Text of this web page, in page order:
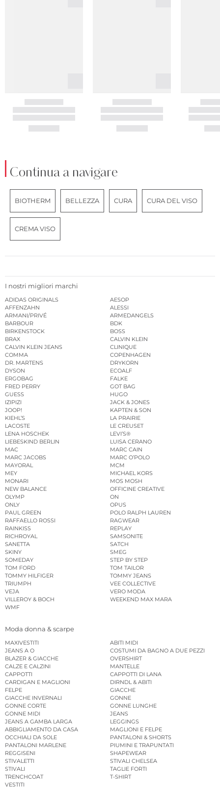
Continua a navigare
BIOTHERM BELLEZZA CURA CURA DEL VISO
CREMA VISO
I nostri migliori marchi
ADIDAS ORIGINALS
AESOP
AFFENZAHN
ALESSI
ARMANI/PRIVÉ
ARMEDANGELS
BARBOUR
BDK
BIRKENSTOCK
BOSS
BRAX
CALVIN KLEIN
CALVIN KLEIN JEANS
CLINIQUE
COMMA
COPENHAGEN
DR. MARTENS
DRYKORN
DYSON
ECOALF
ERGOBAG
FALKE
FRED PERRY
GOT BAG
GUESS
HUGO
IZIPIZI
JACK & JONES
JOOP!
KAPTEN & SON
KIEHL’S
LA PRAIRIE
LACOSTE
LE CREUSET
LENA HOSCHEK
LEVI’S®
LIEBESKIND BERLIN
LUISA CERANO
MAC
MARC CAIN
MARC JACOBS
MARC O’POLO
MAYORAL
MCM
MEY
MICHAEL KORS
MONARI
MOS MOSH
NEW BALANCE
OFFICINE CREATIVE
OLYMP
ON
ONLY
OPUS
PAUL GREEN
POLO RALPH LAUREN
RAFFAELLO ROSSI
RAGWEAR
RAINKISS
REPLAY
RICHROYAL
SAMSONITE
SANETTA
SATCH
SKINY
SMEG
SOMEDAY
STEP BY STEP
TOM FORD
TOM TAILOR
TOMMY HILFIGER
TOMMY JEANS
TRIUMPH
VEE COLLECTIVE
VEJA
VERO MODA
VILLEROY & BOCH
WEEKEND MAX MARA
WMF
Moda donna & scarpe
MAXIVESTITI
ABITI MIDI
JEANS A O
COSTUMI DA BAGNO A DUE PEZZI
BLAZER & GIACCHE
OVERSHIRT
CALZE E CALZINI
MANTELLE
CAPPOTTI
CAPPOTTI DI LANA
CARDIGAN E MAGLIONI
DIRNDL & ABITI
FELPE
GIACCHE
GIACCHE INVERNALI
GONNE
GONNE CORTE
GONNE LUNGHE
GONNE MIDI
JEANS
JEANS A GAMBA LARGA
LEGGINGS
ABBIGLIAMENTO DA CASA
MAGLIONI E FELPE
OCCHIALI DA SOLE
PANTALONI & SHORTS
PANTALONI MARLENE
PIUMINI E TRAPUNTATI
REGGISENI
SHAPEWEAR
STIVALETTI
STIVALI CHELSEA
STIVALI
TAGLIE FORTI
TRENCHCOAT
T-SHIRT
VESTITI